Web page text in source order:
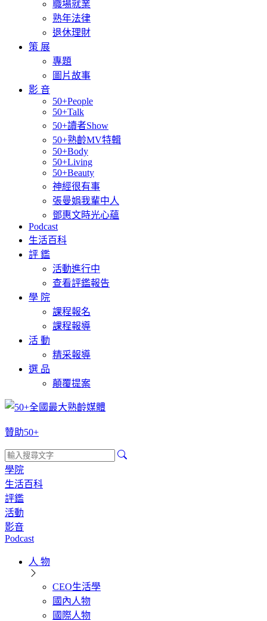
職場就業
熟年法律
退休理財
策 展
專題
圖片故事
影 音
50+People
50+Talk
50+讀者Show
50+熟齡MV特輯
50+Body
50+Living
50+Beauty
神經很有事
張曼娟我輩中人
鄧惠文時光心蘊
Podcast
生活百科
評 鑑
活動進行中
查看評鑑報告
學 院
課程報名
課程報導
活 動
精采報導
選 品
顛覆提案
贊助50+
學院
生活百科
評鑑
活動
影音
Podcast
人 物
CEO生活學
國內人物
國際人物